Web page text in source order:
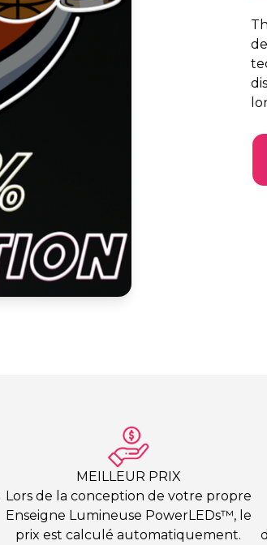
MEILLEUR PRIX
Lors de la conception de votre propre
Enseigne Lumineuse PowerLEDs™, le
prix est calculé automatiquement.